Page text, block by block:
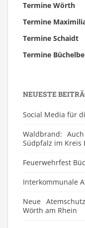
Termine Wörth
Termine
Termine Schaidt
Termine
NEUESTE
Social Media für
Waldbrand:
Südpfalz im Kreis
Feuerwehrfest
⁠Interkommunale
Neue
Wörth am Rhein